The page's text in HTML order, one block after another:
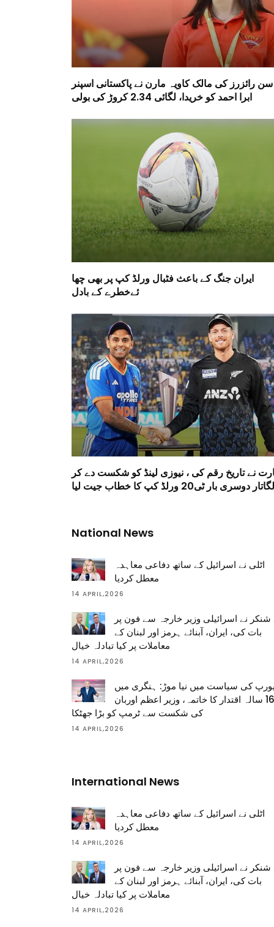
سن رائزرز کی مالک کاویہ مارن نے پاکستانی اسپنر
ابرا احمد کو خریدا، لگائی 2.34 کروڑ کی بولی
ایران جنگ کے باعث فٹبال ورلڈ کپ پر بھی چھا
ئےخطرے کے بادل
نے تاریخ رقم کی ، نیوزی لینڈ کو شکست دے کر
لگاتار دوسری بار ٹی20 ورلڈ کپ کا خطاب جیت لیا
National News
اٹلی نے اسرائیل کے ساتھ دفاعی معاہدہ
معطل کردیا
14 APRIL,2026
نے اسرائیلی وزیر خارجہ سے فون پر
بات کی، ایران، آبنائے ہرمز اور لبنان کے
معاملات پر کیا تبادلہ خیال
14 APRIL,2026
کی سیاست میں نیا موڑ: ہنگری میں
16 سالہ اقتدار کا خاتمہ، وزیر اعظم اوربان
کی شکست سے ٹرمپ کو بڑا جھٹکا
14 APRIL,2026
International News
اٹلی نے اسرائیل کے ساتھ دفاعی معاہدہ
معطل کردیا
14 APRIL,2026
نے اسرائیلی وزیر خارجہ سے فون پر
بات کی، ایران، آبنائے ہرمز اور لبنان کے
معاملات پر کیا تبادلہ خیال
14 APRIL,2026